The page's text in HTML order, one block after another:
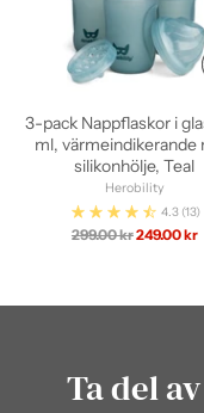
3-pack Nappflaskor i
ml, värmeindikerande
silikonhölje, Teal
Herobility
4.3 (13)
Ordinarie
299.00 kr249.00 kr
Ta del